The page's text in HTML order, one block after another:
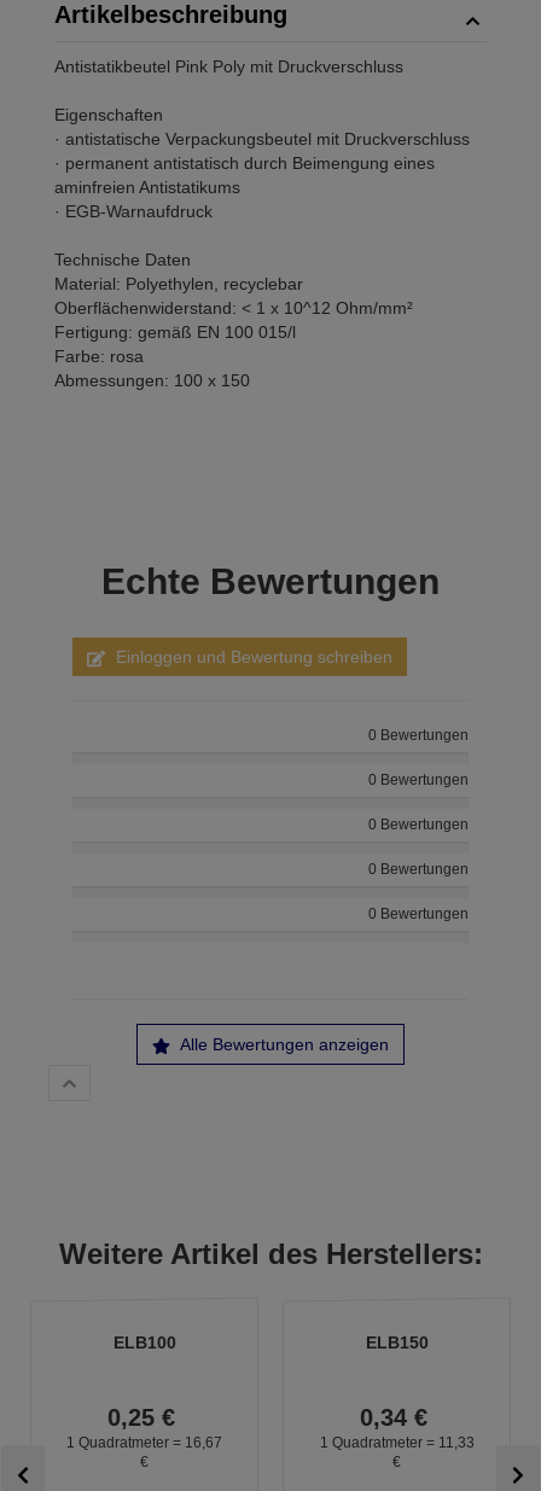
Artikelbeschreibung
Antistatikbeutel Pink Poly mit Druckverschluss
Eigenschaften
· antistatische Verpackungsbeutel mit Druckverschluss
· permanent antistatisch durch Beimengung eines
aminfreien Antistatikums
· EGB-Warnaufdruck
Technische Daten
Material: Polyethylen, recyclebar
Oberflächenwiderstand: < 1 x 10^12 Ohm/mm²
Fertigung: gemäß EN 100 015/l
Farbe: rosa
Abmessungen: 100 x 150
Echte Bewertungen
Einloggen und Bewertung schreiben
0 Bewertungen
0 Bewertungen
0 Bewertungen
0 Bewertungen
0 Bewertungen
Alle Bewertungen anzeigen
Weitere Artikel des Herstellers:
ELB100
0,25 €
1 Quadratmeter = 16, 67
€
ELB150
0,34 €
1 Quadratmeter = 11, 33
€